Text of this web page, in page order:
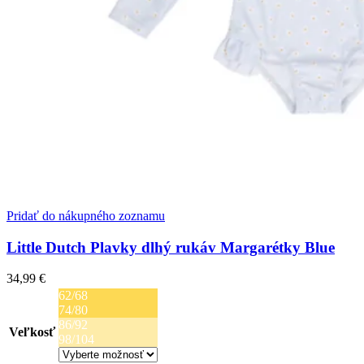
Pridať do nákupného zoznamu
Little Dutch Plavky dlhý rukáv Margarétky Blue
34,99 €
Veľkosť
62/68
74/80
86/92
98/104